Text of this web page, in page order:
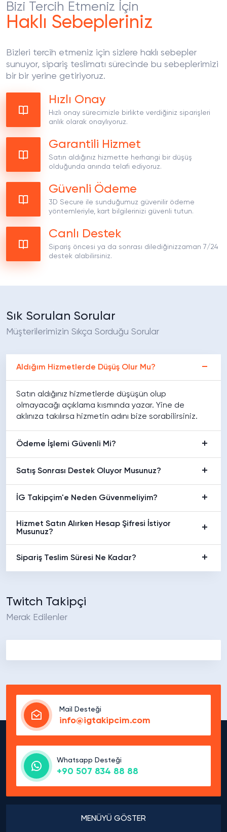
Bizi Tercih Etmeniz İçin
Haklı Sebepleriniz
Bizleri tercih etmeniz için sizlere haklı sebepler
sunuyor, sipariş teslimatı sürecinde bu sebeplerimizi
bir bir yerine getiriyoruz.
Hızlı Onay
Hızlı onay sürecimizle birlikte verdiğiniz siparişleri
anlık olarak onaylıyoruz.
Garantili Hizmet
Satın aldığınız hizmette herhangi bir düşüş
olduğunda anında telafi ediyoruz.
Güvenli Ödeme
3D Secure ile sunduğumuz güvenilir ödeme
yöntemleriyle, kart bilgilerinizi güvenli tutun.
Canlı Destek
Sipariş öncesi ya da sonrası dilediğinizzaman 7/24
destek alabilirsiniz.
Sık Sorulan Sorular
Müşterilerimizin Sıkça Sorduğu Sorular
Aldığım Hizmetlerde Düşüş Olur Mu?
Satın aldığınız hizmetlerde düşüşün olup
olmayacağı açıklama kısmında yazar. Yine de
aklınıza takılırsa hizmetin adını bize sorabilirsiniz.
Ödeme İşlemi Güvenli Mi?
Satış Sonrası Destek Oluyor Musunuz?
İG Takipçim'e Neden Güvenmeliyim?
Hizmet Satın Alırken Hesap Şifresi İstiyor
Musunuz?
Sipariş Teslim Süresi Ne Kadar?
Twitch Takipçi
Merak Edilenler
Mail Desteği
info@igtakipcim.com
Whatsapp Desteği
+90 507 834 88 88
MENÜYÜ GÖSTER